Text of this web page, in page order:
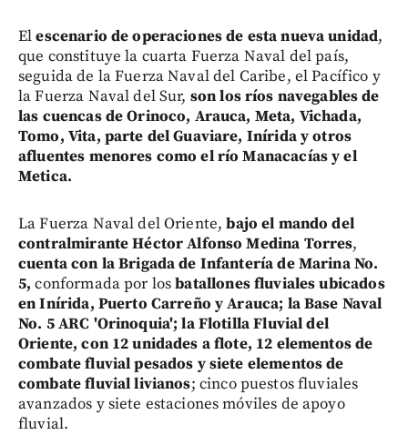
Elescenario de operaciones de esta nueva unidad,
que constituye la cuarta Fuerza Naval del país,
seguida de la Fuerza Naval del Caribe, el Pacífico y
la Fuerza Naval del Sur, son los ríos navegables de
las cuencas de Orinoco, Arauca, Meta, Vichada,
Tomo, Vita, parte del Guaviare, Inírida y otros
afluentes menores como el río Manacacías y el
Metica.
La Fuerza Naval del Oriente,bajo el mando del
contralmirante Héctor Alfonso Medina Torres,
cuenta con la Brigada de Infantería de Marina No.
5,conformada por losbatallones fluviales ubicados
en Inírida, Puerto Carreño y Arauca; la Base Naval
No. 5 ARC 'Orinoquia'; la Flotilla Fluvial del
Oriente, con 12 unidades a flote, 12 elementos de
combate fluvial pesados y siete elementos de
combate fluvial livianos; cinco puestos fluviales
avanzados y siete estaciones móviles de apoyo
fluvial.